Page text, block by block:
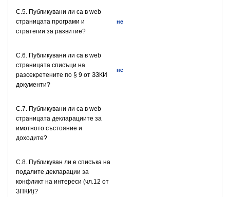
C.5. Публикувани ли са в web
страницата програми и
стратегии за развитие?
не
C.6. Публикувани ли са в web
страницата списъци на
разсекретените по § 9 от ЗЗКИ
документи?
не
C.7. Публикувани ли са в web
страницата декларациите за
имотното състояние и
доходите?
C.8. Публикуван ли е списъка на
подалите декларации за
конфликт на интереси (чл.12 от
ЗПКИ)?